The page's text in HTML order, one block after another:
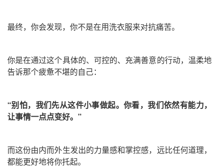
最终，你会发现，你不是在用洗衣服来对抗痛苦。
你是在通过这个具体的、可控的、充满善意的行动，温柔地
告诉那个疲惫不堪的自己：
“别怕，我们先从这件小事做起。你看，我们依然有能力，
让事情一点点变好。”
而这份由内而外生发出的力量感和掌控感，远比任何道理，
都能更好地将你托起。